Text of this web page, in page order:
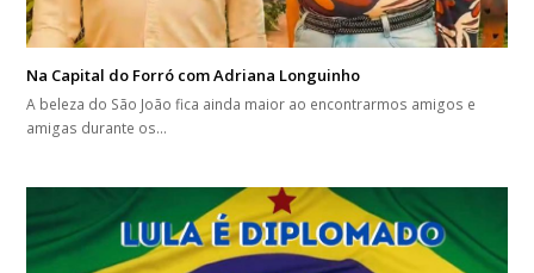
Na Capital do Forró com Adriana Longuinho
A beleza do São João fica ainda maior ao encontrarmos amigos e
amigas durante os…